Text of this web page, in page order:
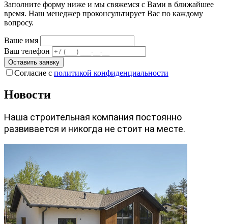
Заполните форму ниже и мы свяжемся с Вами в ближайшее
время. Наш менеджер проконсультирует Вас по каждому
вопросу.
Ваше имя
Ваш телефон
Оставить заявку
Согласие с политикой конфиденциальности
Новости
Наша строительная компания постоянно
развивается и никогда не стоит на месте.